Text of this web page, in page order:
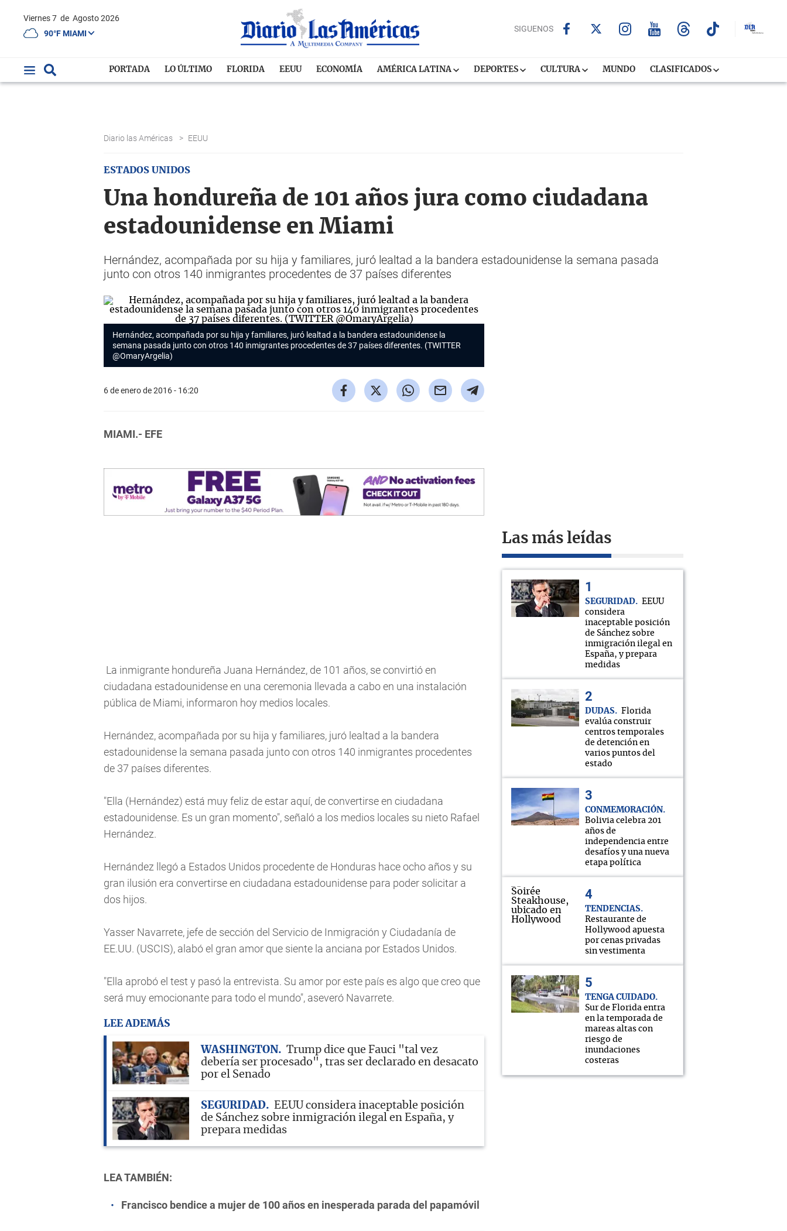
Viernes 7 de Agosto 2026
90°F MIAMI
SIGUENOS
PORTADA LO ÚLTIMO FLORIDA EEUU ECONOMÍA AMÉRICA LATINA DEPORTES CULTURA MUNDO CLASIFICADOS
Diario las Américas > EEUU
ESTADOS UNIDOS
Una hondureña de 101 años jura como ciudadana
estadounidense en Miami
Hernández, acompañada por su hija y familiares, juró lealtad a la bandera estadounidense la semana pasada
junto con otros 140 inmigrantes procedentes de 37 países diferentes
Hernández, acompañada por su hija y familiares, juró lealtad a la bandera estadounidense la
semana pasada junto con otros 140 inmigrantes procedentes de 37 países diferentes. (TWITTER
@OmaryArgelia)
6 de enero de 2016 - 16:20
MIAMI.- EFE
La inmigrante hondureña Juana Hernández, de 101 años, se convirtió en
ciudadana estadounidense en una ceremonia llevada a cabo en una instalación
pública de Miami, informaron hoy medios locales.
Hernández, acompañada por su hija y familiares, juró lealtad a la bandera
estadounidense la semana pasada junto con otros 140 inmigrantes procedentes
de 37 países diferentes.
"Ella (Hernández) está muy feliz de estar aquí, de convertirse en ciudadana
estadounidense. Es un gran momento", señaló a los medios locales su nieto Rafael
Hernández.
Hernández llegó a Estados Unidos procedente de Honduras hace ocho años y su
gran ilusión era convertirse en ciudadana estadounidense para poder solicitar a
dos hijos.
Yasser Navarrete, jefe de sección del Servicio de Inmigración y Ciudadanía de
EE.UU. (USCIS), alabó el gran amor que siente la anciana por Estados Unidos.
"Ella aprobó el test y pasó la entrevista. Su amor por este país es algo que creo que
será muy emocionante para todo el mundo", aseveró Navarrete.
LEE ADEMÁS
WASHINGTON
Trump dice que Fauci "tal vez
debería ser procesado", tras ser declarado en desacato
por el Senado
SEGURIDAD
EEUU considera inaceptable posición
de Sánchez sobre inmigración ilegal en España, y
prepara medidas
LEA TAMBIÉN:
Francisco bendice a mujer de 100 años en inesperada parada del papamóvil
Las más leídas
SEGURIDAD
EEUU
considera
inaceptable posición
de Sánchez sobre
inmigración ilegal en
España, y prepara
medidas
DUDAS
Florida
evalúa construir
centros temporales
de detención en
varios puntos del
estado
CONMEMORACIÓN
Bolivia celebra 201
años de
independencia entre
desafíos y una nueva
etapa política
TENDENCIAS
Restaurante de
Hollywood apuesta
por cenas privadas
sin vestimenta
TENGA CUIDADO
Sur de Florida entra
en la temporada de
mareas altas con
riesgo de
inundaciones
costeras